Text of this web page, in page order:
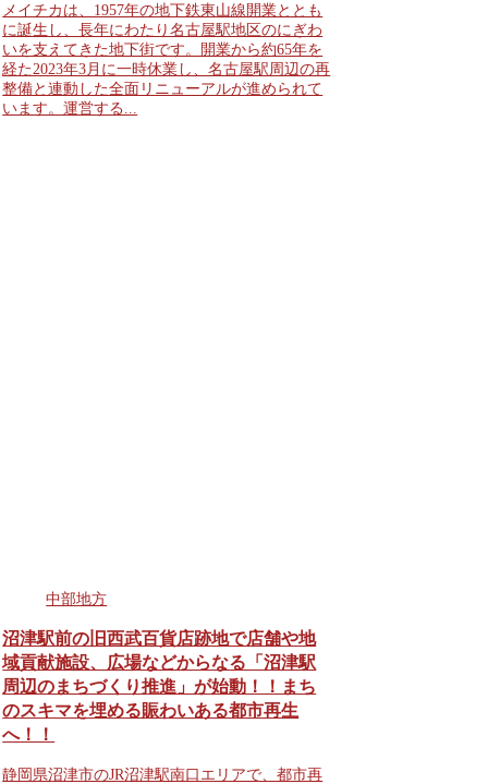
メイチカは、1957年の地下鉄東山線開業ととも
に誕生し、長年にわたり名古屋駅地区のにぎわ
いを支えてきた地下街です。開業から約65年を
経た2023年3月に一時休業し、名古屋駅周辺の再
整備と連動した全面リニューアルが進められて
います。運営する...
中部地方
沼津駅前の旧西武百貨店跡地で店舗や地
域貢献施設、広場などからなる「沼津駅
周辺のまちづくり推進」が始動！！まち
のスキマを埋める賑わいある都市再生
へ！！
静岡県沼津市のJR沼津駅南口エリアで、都市再